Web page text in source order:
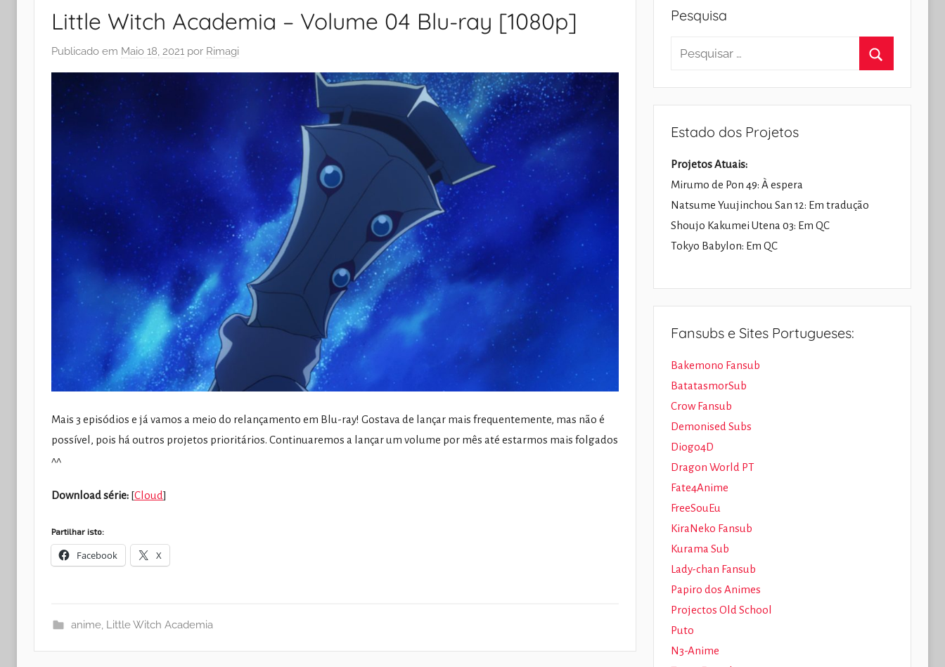
Little Witch Academia – Volume 04 Blu-ray [1080p]
Publicado em Maio 18, 2021 por Rimagi
Mais 3 episódios e já vamos a meio do relançamento em Blu-ray! Gostava de lançar mais frequentemente, mas não é
possível, pois há outros projetos prioritários. Continuaremos a lançar um volume por mês até estarmos mais folgados
^^
Download série: [Cloud]
Partilhar isto:
Facebook X
anime, Little Witch Academia
Pesquisa
Pesquisar
Estado dos Projetos
Projetos Atuais:
Mirumo de Pon 49: À espera
Natsume Yuujinchou San 12: Em tradução
Shoujo Kakumei Utena 03: Em QC
Tokyo Babylon: Em QC
Fansubs e Sites Portugueses:
Bakemono Fansub
BatatasmorSub
Crow Fansub
Demonised Subs
Diogo4D
Dragon World PT
Fate4Anime
FreeSouEu
KiraNeko Fansub
Kurama Sub
Lady-chan Fansub
Papiro dos Animes
Projectos Old School
Puto
N3-Anime